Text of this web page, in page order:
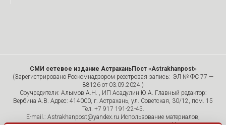
СМИ сетевое издание АстраханьПост «Astrakhanpost»
(Зарегистрировано Роскомнадзором реестровая запись: ЭЛ № ФС 77 —
88126 от 03.09.2024.)
Соучредители: Алымов А.Н. , ИП Асадулин Ю.А. Главный редактор:
Вербина А.В. Адрес: 414000, г. Астрахань, ул. Советская, 30/12, пом. 15
Тел. +7 917 191-22-45.
E-mail.: Astrakhanpost@yandex.ru Использование материалов,